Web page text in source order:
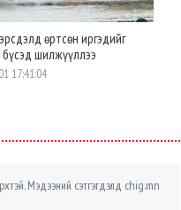
өртсөн иргэдийг
бүсэд шилжүүллээ
17:41:04
Мэдээний сэтгэгдэлд chig.mn